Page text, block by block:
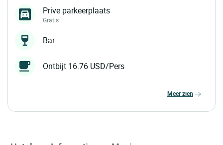
Prive parkeerplaats
Gratis
Bar
Ontbijt 16.76 USD/Pers
meer zien